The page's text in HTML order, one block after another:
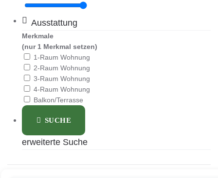
Ausstattung
Merkmale
(nur 1 Merkmal setzen)
1-Raum Wohnung
2-Raum Wohnung
3-Raum Wohnung
4-Raum Wohnung
Balkon/Terrasse
SUCHE
erweiterte Suche